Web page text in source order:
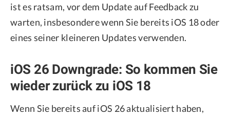
ist es ratsam, vor dem Update auf Feedback zu
warten, insbesondere wenn Sie bereits iOS 18 oder
eines seiner kleineren Updates verwenden.
iOS 26 Downgrade: So kommen Sie
wieder zurück zu iOS 18
Wenn Sie bereits auf iOS 26 aktualisiert haben,